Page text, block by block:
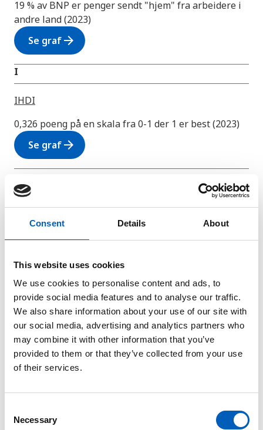
Consent Details About
This website uses cookies
We use cookies to personalise content and ads, to
provide social media features and to analyse our traffic.
We also share information about your use of our site with
our social media, advertising and analytics partners who
may combine it with other information that you’ve
provided to them or that they’ve collected from your use
of their services.
Necessary
19 % av BNP er penger sendt "hjem" fra arbeidere i
andre land (2023)
Se grafarrow_forward
I
IHDI
0,326 poeng på en skala fra 0-1 der 1 er best (2023)
Se grafarrow_forward
Innsatte uten dom
60,51 % av de som sitter i fengsel har ikke fått en
dom (2021)
Se grafarrow_forward
Internettbrukere
23,5 % har brukt Internett siste tre måneder (2023)
Se grafarrow_forward
Internt fordrevne
23 000 personer er på flukt inne i landet (2014)